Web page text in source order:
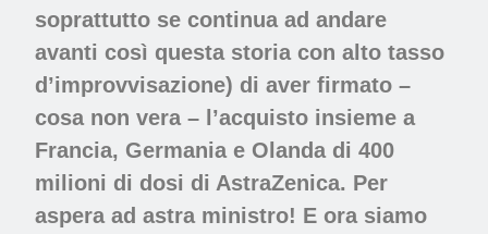
soprattutto se continua ad andare
avanti così questa storia con alto tasso
d’improvvisazione) di aver firmato –
cosa non vera – l’acquisto insieme a
Francia, Germania e Olanda di 400
milioni di dosi di AstraZenica. Per
aspera ad astra ministro! E ora siamo